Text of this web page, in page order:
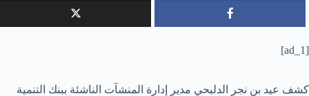
[ad_1]
كشف عيد بن نجر الدلبحي مدير إدارة المنشآت الناشئة ببنك التنمية